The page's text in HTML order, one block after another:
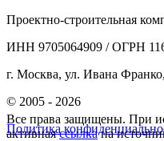
Проектно-строительная
ИНН 9705064909 / ОГРН
г. Москва, ул. Ивана
© 2005 - 2026
Политика
Все права защищены. При
активнаяссылкана